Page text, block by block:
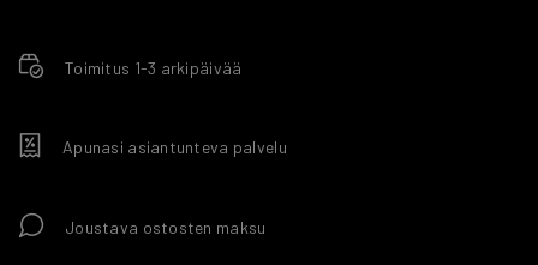
Toimitus 1-3 arkipäivää
Apunasi asiantunteva palvelu
Joustava ostosten maksu